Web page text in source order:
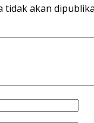
tidak akan